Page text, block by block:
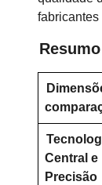
fabricantes
Central e
Precisão